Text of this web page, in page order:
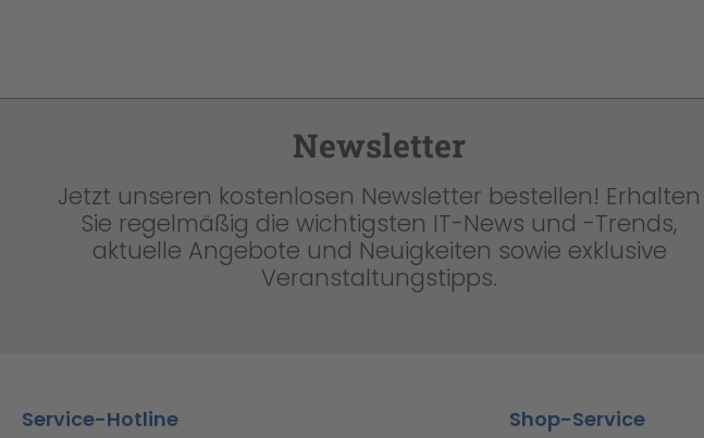
Newsletter
Jetzt unseren kostenlosen Newsletter bestellen! Erhalten
Sie regelmäßig die wichtigsten IT-News und -Trends,
aktuelle Angebote und Neuigkeiten sowie exklusive
Veranstaltungstipps.
Service-Hotline Shop-Service